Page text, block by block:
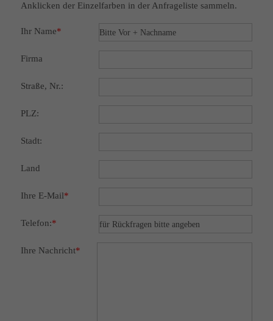
Anklicken der Einzelfarben in der Anfrageliste sammeln.
Ihr Name*
Firma
Straße, Nr.:
PLZ:
Stadt:
Land
Ihre E-Mail*
Telefon:*
Ihre Nachricht*